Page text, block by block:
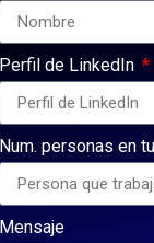
Perfil de LinkedIn
Num. personas en
Mensaje